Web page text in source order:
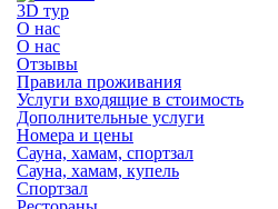
3D тур
О нас
О нас
Отзывы
Правила проживания
Услуги входящие в стоимость
Дополнительные услуги
Номера и цены
Сауна, хамам, спортзал
Сауна, хамам, купель
Спортзал